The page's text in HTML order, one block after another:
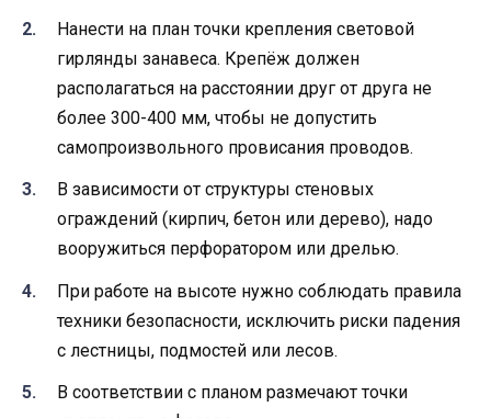
Нанести на план точки крепления световой
гирлянды занавеса. Крепёж должен
располагаться на расстоянии друг от друга не
более 300-400 мм, чтобы не допустить
самопроизвольного провисания проводов.
В зависимости от структуры стеновых
ограждений (кирпич, бетон или дерево), надо
вооружиться перфоратором или дрелью.
При работе на высоте нужно соблюдать правила
техники безопасности, исключить риски падения
с лестницы, подмостей или лесов.
В соответствии с планом размечают точки